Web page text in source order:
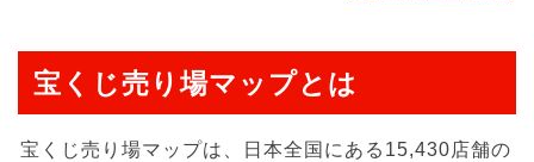
宝くじ売り場マップとは
宝くじ売り場マップは、日本全国にある15,430店舗の